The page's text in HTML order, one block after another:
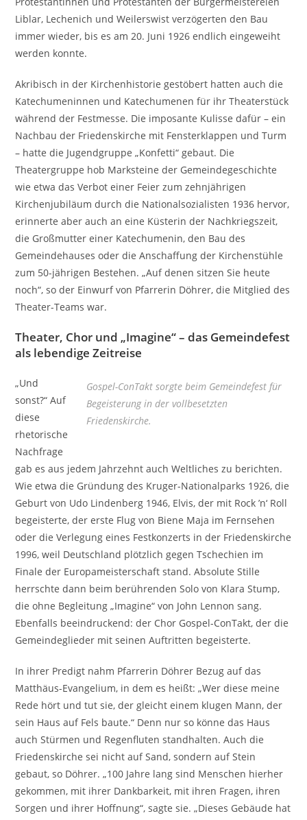
Liblar, Lechenich und Weilerswist verzögerten den Bau
immer wieder, bis es am 20. Juni 1926 endlich eingeweiht
werden konnte.
Akribisch in der Kirchenhistorie gestöbert hatten auch die
Katechumeninnen und Katechumenen für ihr Theaterstück
während der Festmesse. Die imposante Kulisse dafür – ein
Nachbau der Friedenskirche mit Fensterklappen und Turm
– hatte die Jugendgruppe „Konfetti“ gebaut. Die
Theatergruppe hob Marksteine der Gemeindegeschichte
wie etwa das Verbot einer Feier zum zehnjährigen
Kirchenjubiläum durch die Nationalsozialisten 1936 hervor,
erinnerte aber auch an eine Küsterin der Nachkriegszeit,
die Großmutter einer Katechumenin, den Bau des
Gemeindehauses oder die Anschaffung der Kirchenstühle
zum 50-jährigen Bestehen. „Auf denen sitzen Sie heute
noch“, so der Einwurf von Pfarrerin Döhrer, die Mitglied des
Theater-Teams war.
Theater, Chor und „Imagine“ – das Gemeindefest
als lebendige Zeitreise
Gospel-ConTakt sorgte beim Gemeindefest für
Begeisterung in der vollbesetzten
Friedenskirche.
„Und
sonst?“ Auf
diese
rhetorische
Nachfrage
gab es aus jedem Jahrzehnt auch Weltliches zu berichten.
Wie etwa die Gründung des Kruger-Nationalparks 1926, die
Geburt von Udo Lindenberg 1946, Elvis, der mit Rock ’n‘ Roll
begeisterte, der erste Flug von Biene Maja im Fernsehen
oder die Verlegung eines Festkonzerts in der Friedenskirche
1996, weil Deutschland plötzlich gegen Tschechien im
Finale der Europameisterschaft stand. Absolute Stille
herrschte dann beim berührenden Solo von Klara Stump,
die ohne Begleitung „Imagine“ von John Lennon sang.
Ebenfalls beeindruckend: der Chor Gospel-ConTakt, der die
Gemeindeglieder mit seinen Auftritten begeisterte.
In ihrer Predigt nahm Pfarrerin Döhrer Bezug auf das
Matthäus-Evangelium, in dem es heißt: „Wer diese meine
Rede hört und tut sie, der gleicht einem klugen Mann, der
sein Haus auf Fels baute.“ Denn nur so könne das Haus
auch Stürmen und Regenfluten standhalten. Auch die
Friedenskirche sei nicht auf Sand, sondern auf Stein
gebaut, so Döhrer. „100 Jahre lang sind Menschen hierher
gekommen, mit ihrer Dankbarkeit, mit ihren Fragen, ihren
Sorgen und ihrer Hoffnung“, sagte sie. „Dieses Gebäude hat